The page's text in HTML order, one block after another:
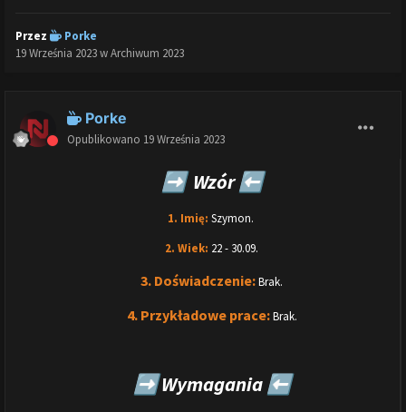
Przez
Porke
19 Września 2023wArchiwum 2023
Porke
Opublikowano 19 Września 2023
➡️Wzór⬅️
1. Imię: Szymon.
2. Wiek: 22 - 30.09.
3. Doświadczenie:Brak.
4. Przykładowe prace:Brak.
➡️Wymagania ⬅️